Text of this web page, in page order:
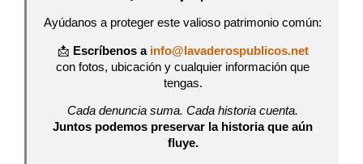
Ayúdanos a proteger este valioso patrimonio común:
📩 Escríbenos a info@lavaderospublicos.net
con fotos, ubicación y cualquier información que
tengas.
Cada denuncia suma. Cada historia cuenta.
Juntos podemos preservar la historia que aún
fluye.